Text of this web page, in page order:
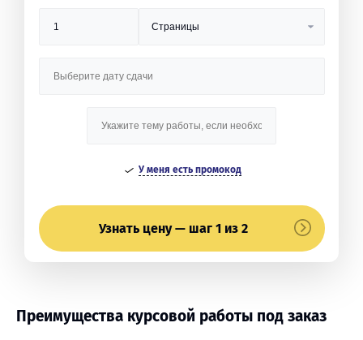
У меня есть промокод
Узнать цену — шаг 1 из 2
Преимущества курсовой работы под заказ